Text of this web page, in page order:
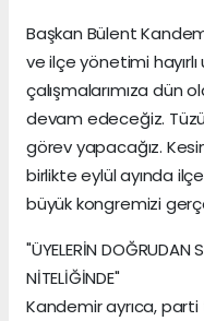
Başkan Bülent
ve ilçe yönetimi
çalışmalarımıza dün
devam edeceğiz.
görev yapacağız.
birlikte eylül ayında
büyük kongremizi
"ÜYELERİN DOĞRUDAN
NİTELİĞİNDE"
Kandemir ayrıca,